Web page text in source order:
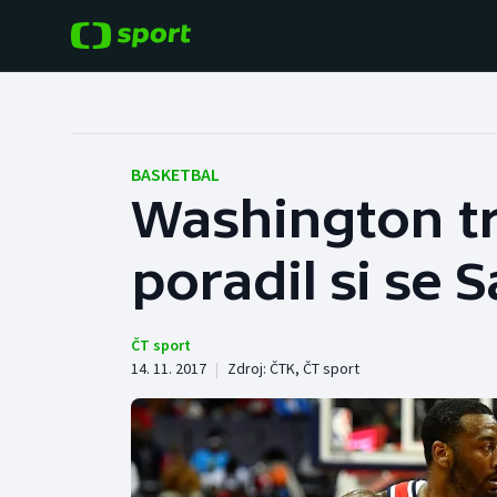
Hokej
Tenis
Cyklistika
Baseball a softbal
Basketbal
Boby a skeleton
Box
BASKETBAL
Washington
poradil si se
ČT sport
14. 11. 2017 | Zdroj: ČTK, ČT sport